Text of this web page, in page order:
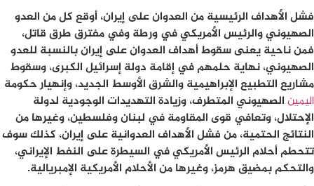
فشل الأهداف الرئيسية من العدوان على إيران، أوقع كل من العدو
الصهيوني والرئيس الأمريكي في ورطة وفي مفترق طرق قاتل،
فمن ناحية يعنى سقوط أهداف العدوان على إيران بالنسبة للعدو
الصهيوني، نهاية حلمهم في إقامة دولة إسرائيل الكبرى، وسقوط
مشاريع التطبيع الإبراهيمية والشرق الأوسط الجديد، وإنهيار حكومة
اليمينالصهيوني المتطرف، وزيادة التهديدات الوجودية لدولة
الإحتلال، وتعافي قوى المقاومة في لبنان وفلسطين، وغيرها من
النتائج الحتمية، من فشل الأهداف العدوانية على إيران، كذلك سوف
تتحطم أحلام الرئيس الأمريكي في السيطرة على النفط الإيراني،
والتحكم بمضيق هرمز، وغيرها من الأحلام الأمريكية الإمبريالية.